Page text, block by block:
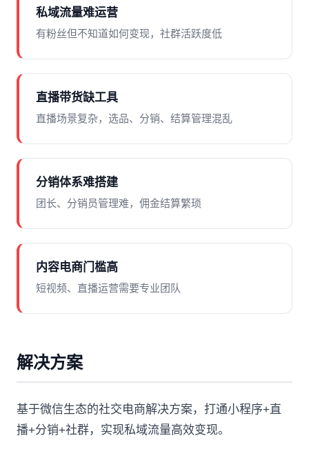
私域流量难运营
有粉丝但不知道如何变现，社群活跃度低
直播带货缺工具
直播场景复杂，选品、分销、结算管理混乱
分销体系难搭建
团长、分销员管理难，佣金结算繁琐
内容电商门槛高
短视频、直播运营需要专业团队
解决方案
基于微信生态的社交电商解决方案，打通小程序+直
播+分销+社群，实现私域流量高效变现。